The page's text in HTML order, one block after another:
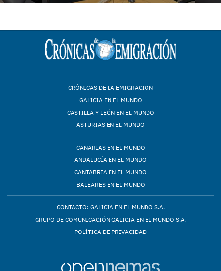
CRÓNICAS DE LA EMIGRACIÓN
GALICIA EN EL MUNDO
CASTILLA Y LEÓN EN EL MUNDO
ASTURIAS EN EL MUNDO
CANARIAS EN EL MUNDO
ANDALUCÍA EN EL MUNDO
CANTABRIA EN EL MUNDO
BALEARES EN EL MUNDO
CONTACTO: GALICIA EN EL MUNDO S.A.
GRUPO DE COMUNICACIÓN GALICIA EN EL MUNDO S.A.
POLÍTICA DE PRIVACIDAD